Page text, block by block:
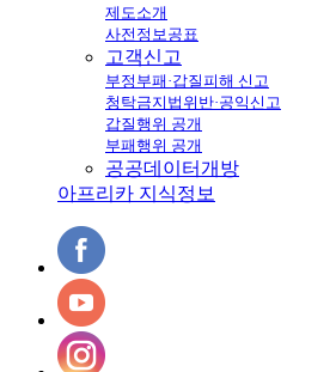
제도소개
사전정보공표
고객신고
부정부패·갑질피해 신고
청탁금지법위반·공익신고
갑질행위 공개
부패행위 공개
공공데이터개방
아프리카 지식정보